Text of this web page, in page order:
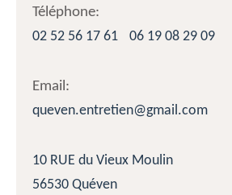
Téléphone:
02 52 56 17 61
06 19 08 29 09
Email:
queven.entretien@gmail.com
10 RUE du Vieux Moulin
56530 Quéven